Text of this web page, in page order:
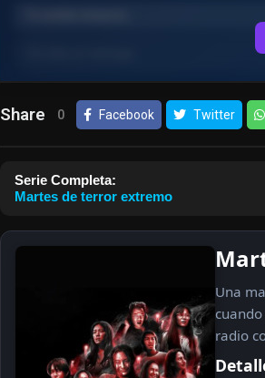
Share 0 Facebook Twitter
Serie Completa:
Martes de terror extremo
Una
radio